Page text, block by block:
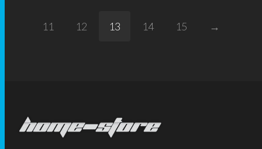
11 12 13 14 15 →